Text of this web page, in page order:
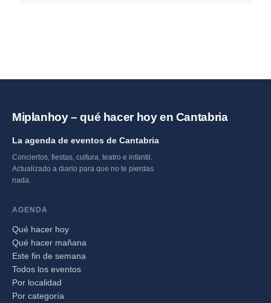
Miplanhoy – qué hacer hoy en Cantabria
La agenda de eventos de Cantabria
Conciertos, fiestas, cultura, teatro e infantil.
Actualizado a diario para que no te pierdas
nada.
AGENDA
Qué hacer hoy
Qué hacer mañana
Este fin de semana
Todos los eventos
Por localidad
Por categoría